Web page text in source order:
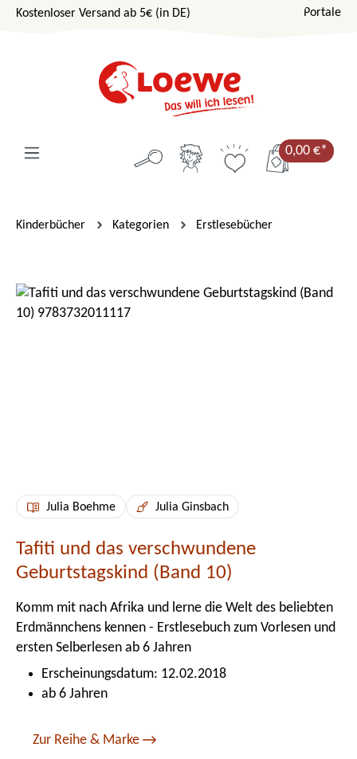
Zum Hauptinhalt springen
Kostenloser Versand ab 5€ (in DE) Portale
0,00 €*
Kinderbücher Kategorien Erstlesebücher
Bildergalerie überspringen
Julia Boehme Julia Ginsbach
Tafiti und das verschwundene
Geburtstagskind (Band 10)
Komm mit nach Afrika und lerne die Welt des beliebten
Erdmännchens kennen - Erstlesebuch zum Vorlesen und
ersten Selberlesen ab 6 Jahren
Erscheinungsdatum: 12.02.2018
ab 6 Jahren
Zur Reihe & Marke